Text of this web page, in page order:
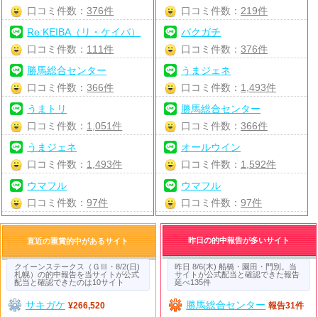
口コミ件数：376件
Re:KEIBA（リ・ケイバ）
口コミ件数： 111件
勝馬総合センター
口コミ件数：366件
うまトリ
口コミ件数： 1,051件
うまジェネ
口コミ件数： 1,493件
ウマフル
口コミ件数：97件
口コミ件数： 219件
バクガチ
口コミ件数： 376件
うまジェネ
口コミ件数： 1,493件
勝馬総合センター
口コミ件数： 366件
オールウイン
口コミ件数： 1,592件
ウマフル
口コミ件数： 97件
直近の重賞的中があるサイト
クイーンステークス（ＧⅢ・8/2(日)
札幌）の的中報告を当サイトが公式
配当と確認できたのは10サイト
サキガケ ¥266,520
昨日の的中報告が多いサイト
昨日 8/6(木) 船橋・園田・門別。当
サイトが公式配当と確認できた報告
延べ135件
勝馬総合センター 報告31件